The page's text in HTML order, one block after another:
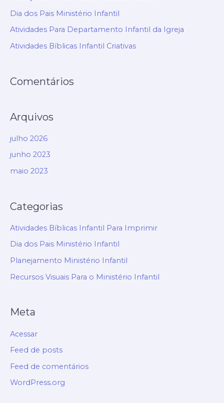
o
:
Dia dos Pais Ministério Infantil
Atividades Para Departamento Infantil da Igreja
Atividades Bíblicas Infantil Criativas
Comentários
Arquivos
julho 2026
junho 2023
maio 2023
Categorias
Atividades Bíblicas Infantil Para Imprimir
Dia dos Pais Ministério Infantil
Planejamento Ministério Infantil
Recursos Visuais Para o Ministério Infantil
Meta
Acessar
Feed de posts
Feed de comentários
WordPress.org